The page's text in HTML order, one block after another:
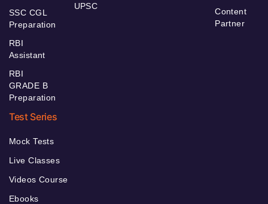
SSC CGL
Preparation
RBI
Assistant
RBI
GRADE B
Preparation
UPSC
Content
Partner
Test Series
Mock Tests
Live Classes
Videos Course
Ebooks